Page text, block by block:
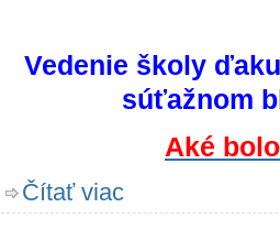
Vedenie školy
súťažnom
Aké
Čítať viac